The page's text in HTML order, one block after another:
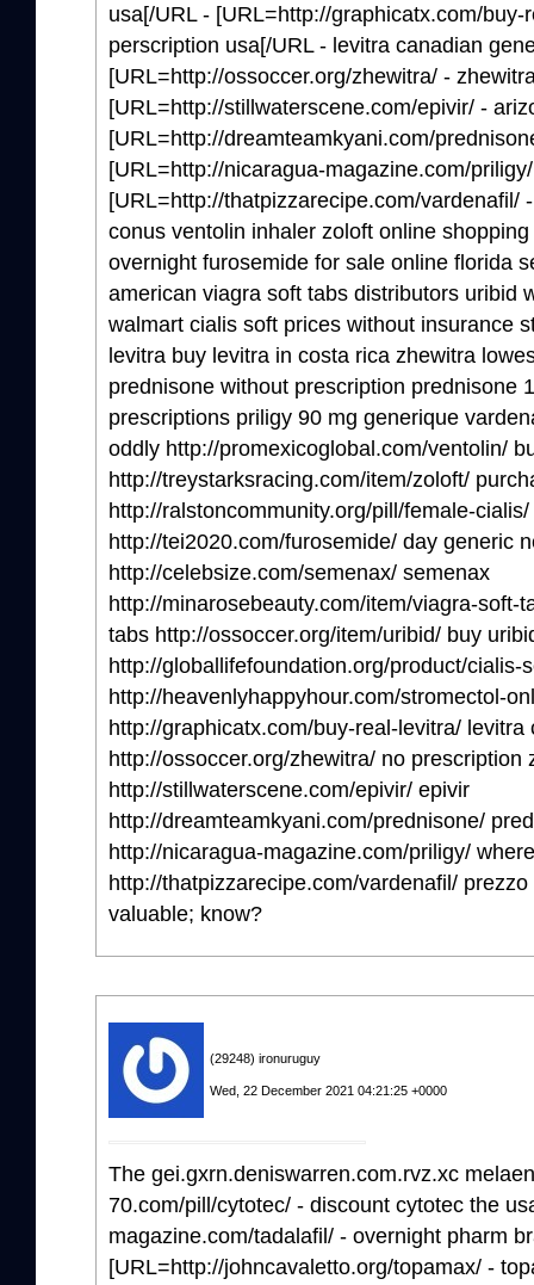
usa[/URL - [URL=http://graphicatx.com/buy-
perscription usa[/URL - levitra canadian
[URL=http://ossoccer.org/zhewitra/ -
[URL=http://stillwaterscene.com/epivir/ -
[URL=http://dreamteamkyani.com/
[URL=http://nicaragua-magazine.com/
[URL=http://thatpizzarecipe.com/vardenafil/
conus ventolin inhaler zoloft online
overnight furosemide for sale online florida
american viagra soft tabs distributors uribid
walmart cialis soft prices without insurance
levitra buy levitra in costa rica zhewitra
prednisone without prescription prednisone
prescriptions priligy 90 mg generique
oddly http://promexicoglobal.com/ventolin/
http://treystarksracing.com/item/zoloft/
http://ralstoncommunity.org/pill/female-
http://tei2020.com/furosemide/ day generic
http://celebsize.com/semenax/ semenax
http://minarosebeauty.com/item/viagra-soft-
tabs http://ossoccer.org/item/uribid/ buy
http://globallifefoundation.org/product/cialis-
http://heavenlyhappyhour.com/stromectol-
http://graphicatx.com/buy-real-levitra/ levitra
http://ossoccer.org/zhewitra/ no prescription
http://stillwaterscene.com/epivir/ epivir
http://dreamteamkyani.com/prednisone/
http://nicaragua-magazine.com/priligy/
http://thatpizzarecipe.com/vardenafil/
valuable; know?
(29248) ironuruguy
Wed, 22 December 2021 04:21:25 +0000
The gei.gxrn.deniswarren.com.rvz.xc
70.com/pill/cytotec/ - discount cytotec the
magazine.com/tadalafil/ - overnight pharm
[URL=http://johncavaletto.org/topamax/ -